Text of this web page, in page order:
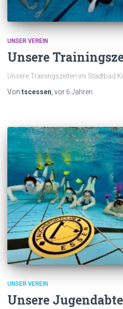
UNSER VEREIN
Unsere
Unsere Trainingszeiten im Stadtbad
Von tscessen, vor 6 Jahren
UNSER VEREIN
Unsere